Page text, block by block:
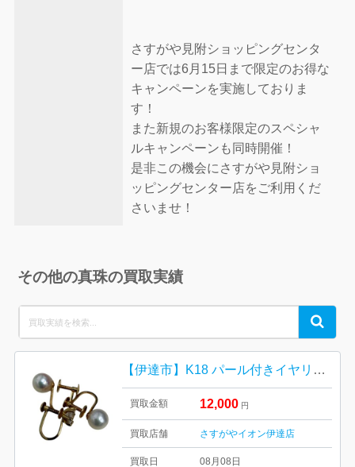
さすがや見附ショッピングセンタ
ー店では6月15日まで限定のお得な
キャンペーンを実施しておりま
す！
また新規のお客様限定のスペシャ
ルキャンペーンも同時開催！
是非この機会にさすがや見附ショ
ッピングセンター店をご利用くだ
さいませ！
その他の真珠の買取実績
for:
Search
【伊達市】K18 パール付きイヤリングを高価買取しました！
買取金額 12,000 円
買取店舗 さすがやイオン伊達店
買取日 08月08日